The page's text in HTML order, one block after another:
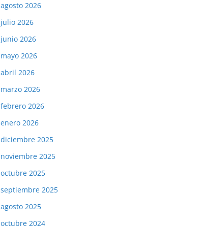
agosto 2026
julio 2026
junio 2026
mayo 2026
abril 2026
marzo 2026
febrero 2026
enero 2026
diciembre 2025
noviembre 2025
octubre 2025
septiembre 2025
agosto 2025
octubre 2024